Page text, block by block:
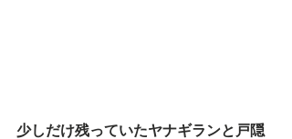
少しだけ残っていたヤナギランと戸隠